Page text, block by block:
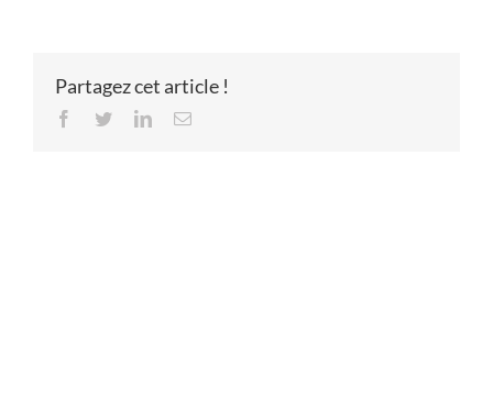
Partagez cet article !
Facebook
TwitterLinkedInEmail